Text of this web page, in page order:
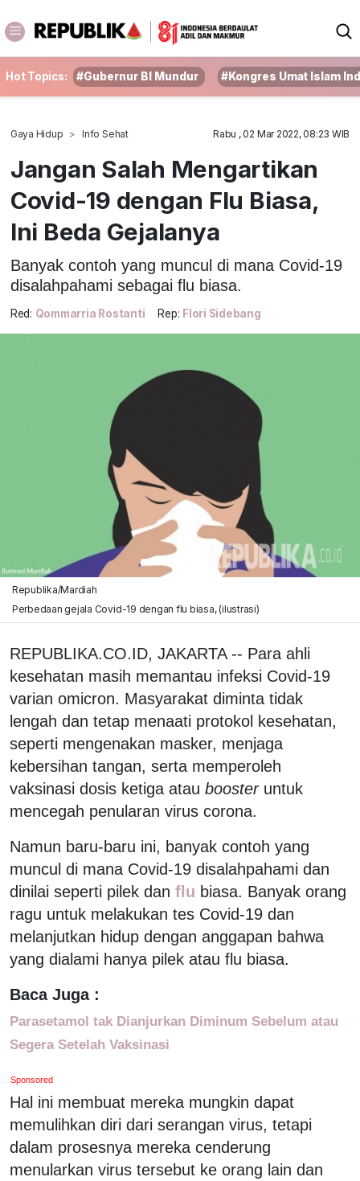
Hot Topics: #Gubernur BI Mundur #Kongres Umat Islam
Gaya Hidup Info Sehat Rabu , 02 Mar 2022, 08:23 WIB
Jangan Salah Mengartikan
Covid-19 dengan Flu Biasa,
Ini Beda Gejalanya
Banyak contoh yang muncul di mana Covid-19
disalahpahami sebagai flu biasa.
Red: Qommarria Rostanti Rep: Flori Sidebang
Republika/Mardiah
Perbedaan gejala Covid-19 dengan flu biasa, (ilustrasi)
REPUBLIKA.CO.ID, JAKARTA -- Para ahli
kesehatan masih memantau infeksi Covid-19
varian omicron. Masyarakat diminta tidak
lengah dan tetap menaati protokol kesehatan,
seperti mengenakan masker, menjaga
kebersihan tangan, serta memperoleh
vaksinasi dosis ketiga atau boosteruntuk
mencegah penularan virus corona.
Namun baru-baru ini, banyak contoh yang
muncul di mana Covid-19 disalahpahami dan
dinilai seperti pilek dan flu biasa. Banyak orang
ragu untuk melakukan tes Covid-19 dan
melanjutkan hidup dengan anggapan bahwa
yang dialami hanya pilek atau flu biasa.
Baca Juga :
Parasetamol tak Dianjurkan Diminum Sebelum atau
Segera Setelah Vaksinasi
Sponsored
Hal ini membuat mereka mungkin dapat
memulihkan diri dari serangan virus, tetapi
dalam prosesnya mereka cenderung
menularkan virus tersebut ke orang lain dan